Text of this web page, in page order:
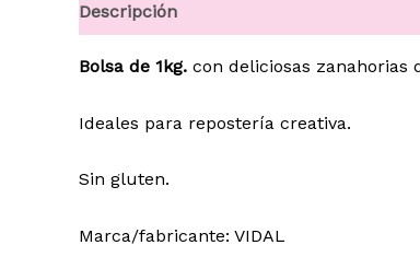
Descripción
Bolsa de 1kg. con deliciosas zanahorias
Ideales para repostería creativa.
Sin gluten.
Marca/fabricante: VIDAL